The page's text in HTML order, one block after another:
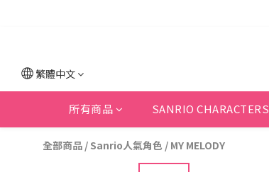
繁體中文
所有商品 SANRIO CHARACTERS
全部商品 / Sanrio人氣角色 / MY MELODY